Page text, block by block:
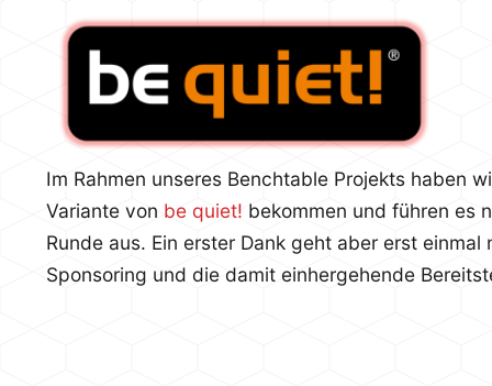
Im Rahmen unseres Benchtable Projekts haben
Variante von be quiet! bekommen und führen es
Runde aus. Ein erster Dank geht aber erst
Sponsoring und die damit einhergehende